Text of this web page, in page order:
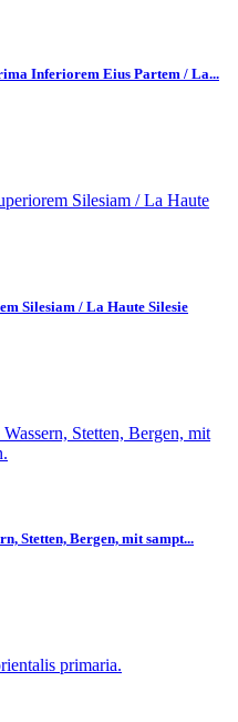
Inferiorem Eius Partem / La...
Silesiam / La Haute Silesie
Stetten, Bergen, mit sampt...